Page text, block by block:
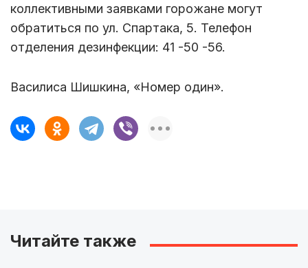
коллективными заявками горожане могут
обратиться по ул. Спартака, 5. Телефон
отделения дезинфекции: 41 -50 -56.
Василиса Шишкина, «Номер один».
Читайте также